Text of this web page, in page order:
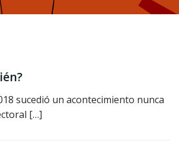
sucedió un acontecimiento nunca
[…]